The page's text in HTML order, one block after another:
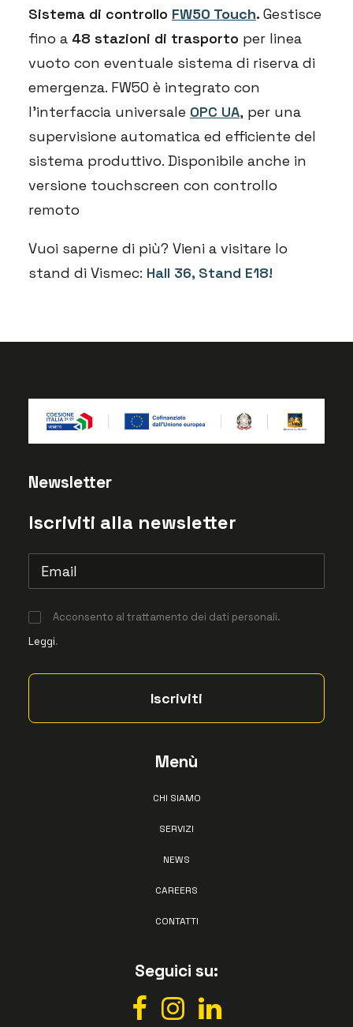
Sistema di controllo FW50 Touch. Gestisce
fino a 48 stazioni di trasporto per linea
vuoto con eventuale sistema di riserva di
emergenza. FW50 è integrato con
l’interfaccia universale OPC UA, per una
supervisione automatica ed efficiente del
sistema produttivo. Disponibile anche in
versione touchscreen con controllo
remoto
Vuoi saperne di più? Vieni a visitare lo
stand di Vismec: Hall 36, Stand E18!
Menù
CHI SIAMO
SERVIZI
NEWS
CAREERS
CONTATTI
Newsletter
Iscriviti alla newsletter
Acconsento al trattamento dei dati personali.
Leggi.
Seguici su: